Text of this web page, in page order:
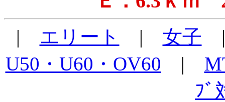
| エリート | 女子
U50・U60・OV60 |
ﾌﾞ